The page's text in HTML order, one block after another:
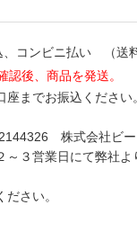
コンビニ払い （送
後、商品を発送。
までお振込ください
株式会社ビー
３営業日にて弊社よ
さい。